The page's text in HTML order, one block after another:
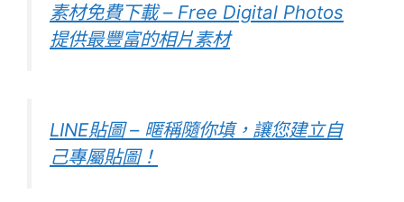
素材免費下載 – Free Digital Photos
提供最豐富的相片素材
LINE貼圖 – 暱稱隨你填，讓您建立自
己專屬貼圖！